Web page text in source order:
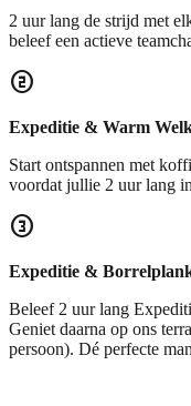
2 uur lang de strijd met
beleef een actieve
counter_2
Expeditie & Warm
Start ontspannen met
voordat jullie 2 uur lang
counter_3
Expeditie &
Beleef 2 uur lang
Geniet daarna op ons
persoon). Dé perfecte